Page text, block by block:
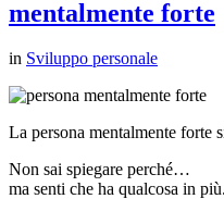
mentalmente forte
in Sviluppo personale
La persona mentalmente forte
Non sai spiegare perché…
ma senti che ha qualcosa in più.